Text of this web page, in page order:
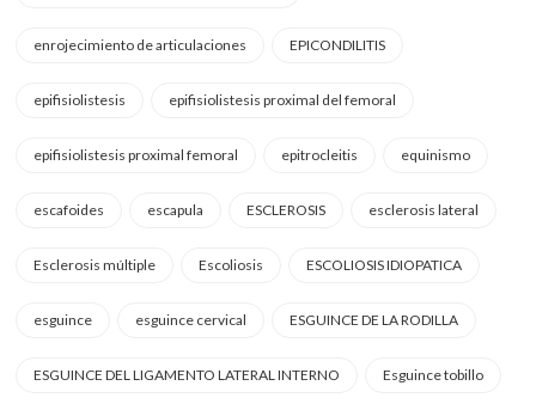
enrojecimiento de articulaciones EPICONDILITIS
epifisiolistesis epifisiolistesis proximal del femoral
epifisiolistesis proximal femoral epitrocleitis equinismo
escafoides escapula ESCLEROSIS esclerosis lateral
Esclerosis múltiple Escoliosis ESCOLIOSIS IDIOPATICA
esguince esguince cervical ESGUINCE DE LA RODILLA
ESGUINCE DEL LIGAMENTO LATERAL INTERNO Esguince tobillo